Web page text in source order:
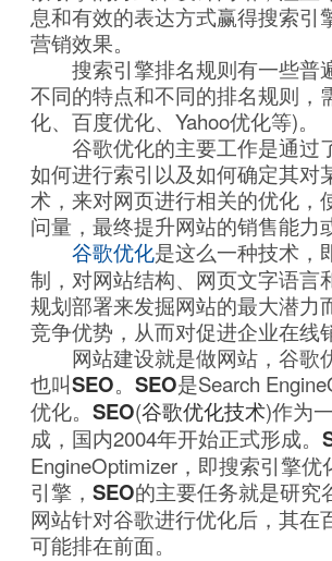
息和有效的表达方式赢得搜索
营销效果。
搜索引擎排名规则有一些普
不同的特点和不同的排名规则，
化、百度优化、Yahoo优化等)。
谷歌优化的主要工作是通过
如何进行索引以及如何确定其对
术，来对网页进行相关的优化
问量，最终提升网站的销售能力
谷歌优化是这么一种技术，
制，对网站结构、网页文字语言
规划部署来发掘网站的最大潜力
竞争优势，从而对促进企业在线
网站建设就是做网站，谷歌
也叫SEO。 SEO是Search
优化。 SEO(谷歌优化技术)作为
成，国内2004年开始正式形成。
EngineOptimizer，即搜索引擎
引擎， SEO的主要任务就是研究
网站针对谷歌进行优化后，其
可能排在前面。